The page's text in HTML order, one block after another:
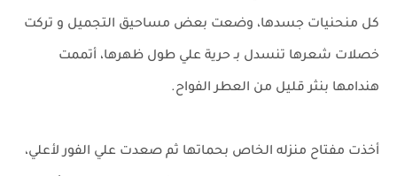
كل منحنيات جسدها، وضعت بعض مساحيق التجميل و تركت
خصلات شعرها تنسدل بـ حرية علي طول ظهرها، أتممت
هندامها بنثر قليل من العطر الفواح.
أخذت مفتاح منزله الخاص بحماتها ثم صعدت علي الفور لأعلي،